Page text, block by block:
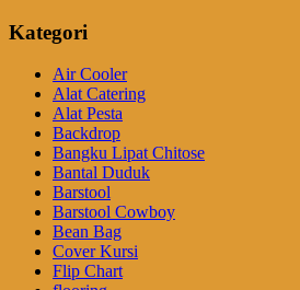
Kategori
Air Cooler
Alat Catering
Alat Pesta
Backdrop
Bangku Lipat Chitose
Bantal Duduk
Barstool
Barstool Cowboy
Bean Bag
Cover Kursi
Flip Chart